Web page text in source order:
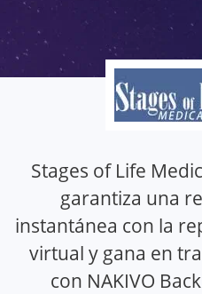
Stages of Life
garantiza una
instantánea con la
virtual y gana en
con NAKIVO